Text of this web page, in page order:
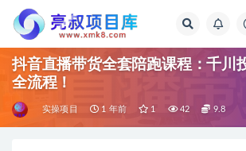
抖音直播带货全套陪跑课程：千川
全流程！
实操项目 1 年前 1 42 9.8